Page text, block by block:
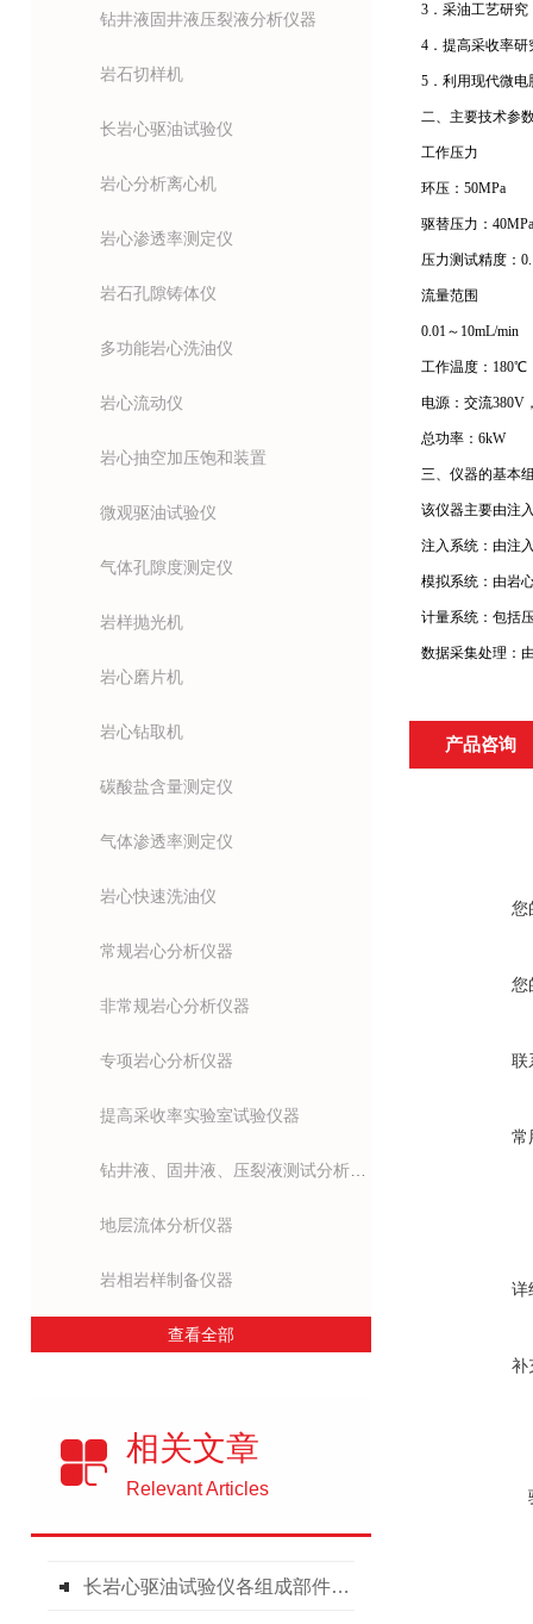
钻井液固井液压裂液分析仪器
岩石切样机
长岩心驱油试验仪
岩心分析离心机
岩心渗透率测定仪
岩石孔隙铸体仪
多功能岩心洗油仪
岩心流动仪
岩心抽空加压饱和装置
微观驱油试验仪
气体孔隙度测定仪
岩样抛光机
岩心磨片机
岩心钻取机
碳酸盐含量测定仪
气体渗透率测定仪
岩心快速洗油仪
常规岩心分析仪器
非常规岩心分析仪器
专项岩心分析仪器
提高采收率实验室试验仪器
地层流体分析仪器
岩相岩样制备仪器
查看全部
相关文章
Relevant Articles
长岩心驱油试验仪各组成部件功能特点的详细介绍
3．采油工艺研
4．提高采收率
5．利用现代微
二、 主要技术参
工作压力
环压：50MPa
驱替压力：40MPa
压力测试精度：
流量范围
0.01～10mL/min
工作温度：180℃
电源：交流380V
总功率：6kW
三、仪器的基本
该仪器主要由注
注入系统：由注
模拟系统：由岩
计量系统：包括
数据采集处理：
产品咨询
您
您
联
常
详
补